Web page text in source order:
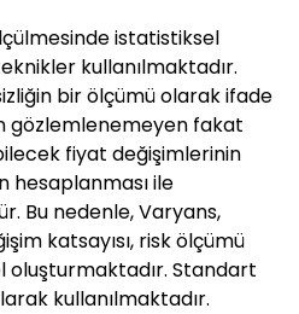
istatistiksel
kullanılmaktadır.
bir ölçümü olarak ifade
gözlemlenemeyen fakat
fiyat değişimlerinin
hesaplanması ile
Bu nedenle, Varyans,
katsayısı, risk ölçümü
oluşturmaktadır. Standart
kullanılmaktadır.